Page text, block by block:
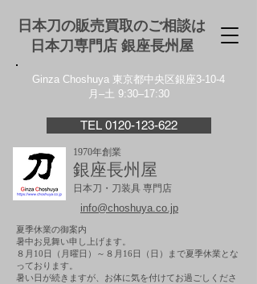
日本刀の販売買取のご相談は
日本刀専門店 銀座⻑州屋
Ginza Choshuya 東京都中央区銀座3-10-4
月–土 9:30–17:30
TEL 0120-123-622
1970年創業
銀座長州屋
日本刀・刀装具 専門店
info@choshuya.co.jp
夏季休業の御案内
暑中お見舞い申し上げます。
８月10日（月曜日）～８月16日（日）まで夏季休業とな
っております。
​暑い日が続きますが、お体に気を付けてお過ごしくださ